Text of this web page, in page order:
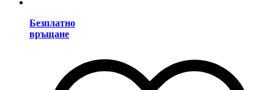
Безплатно
връщане